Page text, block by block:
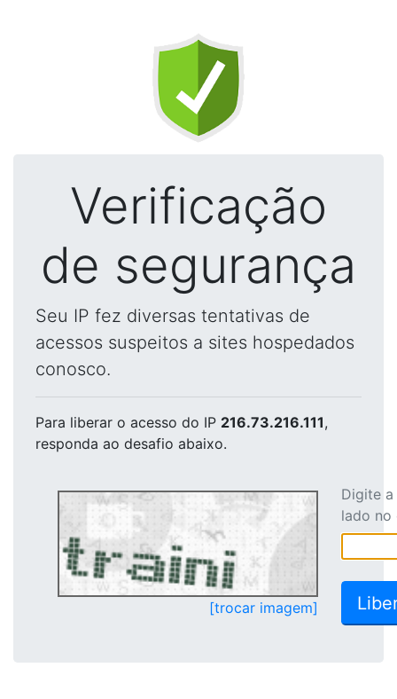
Verificação
de segurança
Seu IP fez diversas tentativas de
acessos suspeitos a sites hospedados
conosco.
Para liberar o acesso do IP 216.73.216.111,
responda ao desafio abaixo.
[trocar imagem]
Digite
lado no